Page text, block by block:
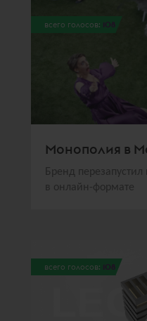
всего голосов: 108
Монополия в
Бренд
в онлайн-формате
всего голосов: 108